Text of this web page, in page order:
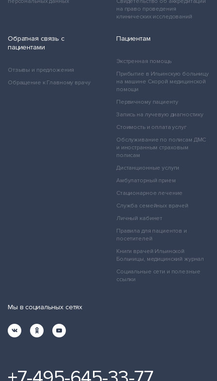
на право проведения
клинических исследований
Обратная связь с
пациентами
Отзывы и предложения
Обращение к Главному врачу
Пациентам
Экстренная помощь
Прибытие в Ильинскую больницу
на машине Скорой медицинской
помощи
Первичному пациенту
Запись на лучевую диагностику
Стоимость и оплата услуг
Обслуживание по полисам ДМС
и иностранным страховым
полисам
Дистанционные услуги
Амбулаторный прием
Стационарное лечение
Служба семейных врачей
Личный кабинет
Правила для пациентов и
посетителей
Книги врачей Ильинской
Больницы, медицинский журнал
Социальные сети и полезные
ссылки
Мы в социальных сетях